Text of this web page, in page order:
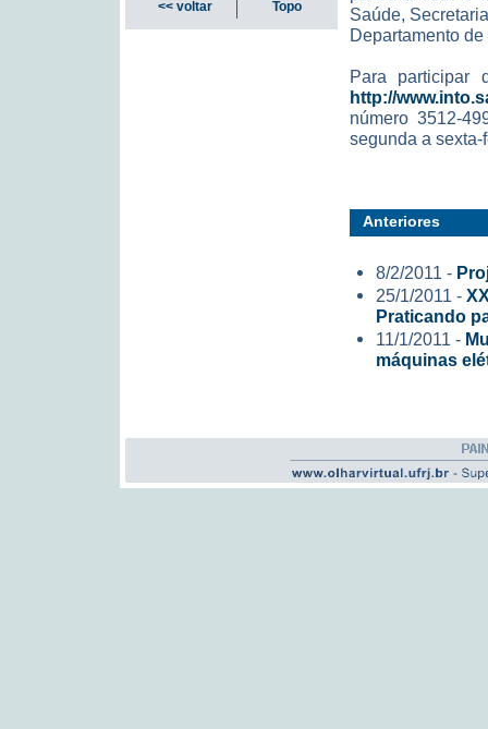
Saúde,
Departamento
Para participar
http://
número 3512-
segunda a
Anteriores
8/2/2011 -
25/1/2011 -
Praticando
11/1/2011 -
máquinas
<< voltar Topo